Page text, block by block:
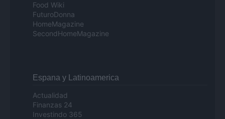
Food Wiki
FuturoDonna
HomeMagazine
SecondHomeMagazine
Espana y Latinoamerica
Actualidad
Finanzas 24
Investindo 365